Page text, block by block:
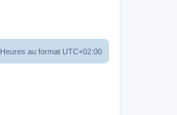
Heures au format UTC+02:00